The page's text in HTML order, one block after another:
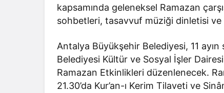
kapsamında geleneksel Ramazan
sohbetleri, tasavvuf müziği dinletisi
Antalya Büyükşehir Belediyesi, 11 ayın
Belediyesi Kültür ve Sosyal İşler
Ramazan Etkinlikleri düzenlenecek.
21.30’da Kur’an-ı Kerim Tilaveti ve